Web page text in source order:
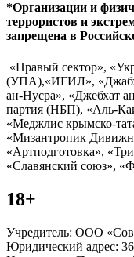
*Организации и
террористов и
запрещена в
«Правый сектор»,
(УПА),«ИГИЛ»,
ан-Нусра», «Джебхат
партия (НБП), «Аль-
«Меджлис крымско-
«Мизантропик
«Артподготовка»,
«Славянский союз»,
18+
Учредитель: ООО
Юридический адрес: